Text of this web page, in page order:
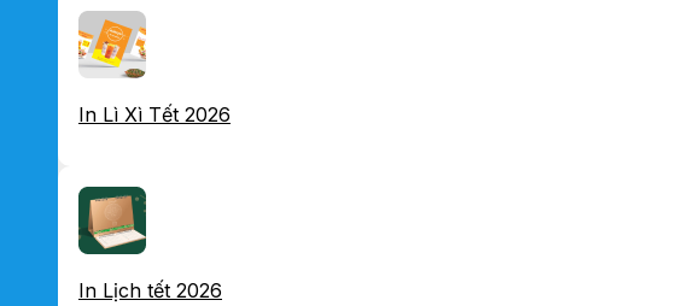
In Lì Xì Tết 2026
In Lịch tết 2026